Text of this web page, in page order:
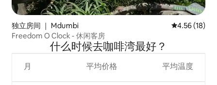
独立房间 ｜ Mdumbi 平均评分
4.56 (18)
Freedom O Clock - 休闲客房
什么时候去咖啡湾最好？
月 平均价格 平均温度